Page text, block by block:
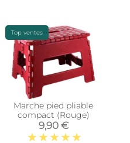
Top ventes
Marche pied pliable
compact (Rouge)
9,90 €